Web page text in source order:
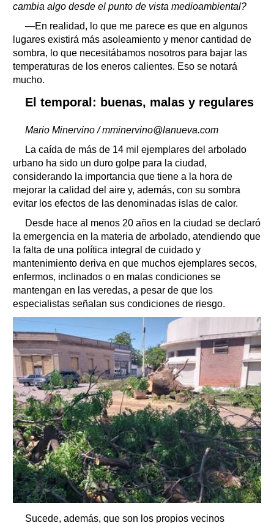
cambia algo desde el punto de vista medioambiental?
—En realidad, lo que me parece es que en algunos
lugares existirá más asoleamiento y menor cantidad de
sombra, lo que necesitábamos nosotros para bajar las
temperaturas de los eneros calientes. Eso se notará
mucho.
El temporal: buenas, malas y regulares
Mario Minervino / mminervino@lanueva.com
La caída de más de 14 mil ejemplares del arbolado
urbano ha sido un duro golpe para la ciudad,
considerando la importancia que tiene a la hora de
mejorar la calidad del aire y, además, con su sombra
evitar los efectos de las denominadas islas de calor.
Desde hace al menos 20 años en la ciudad se declaró
la emergencia en la materia de arbolado, atendiendo que
la falta de una política integral de cuidado y
mantenimiento deriva en que muchos ejemplares secos,
enfermos, inclinados o en malas condiciones se
mantengan en las veredas, a pesar de que los
especialistas señalan sus condiciones de riesgo.
Sucede, además, que son los propios vecinos